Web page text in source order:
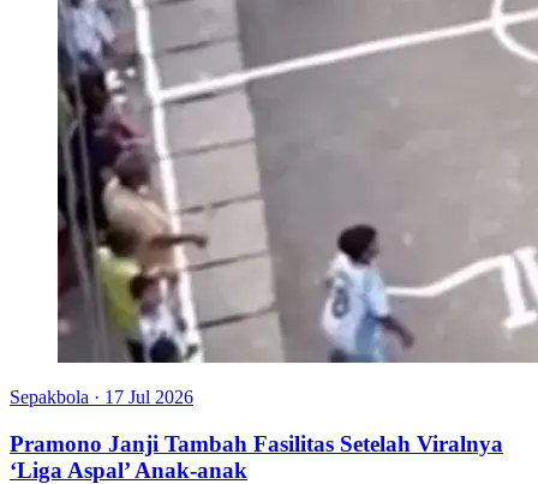
Sepakbola · 17 Jul 2026
Pramono Janji Tambah Fasilitas Setelah Viralnya
‘Liga Aspal’ Anak-anak